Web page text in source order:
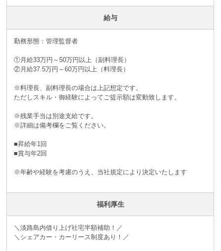
給与
勤務形態：管理監督者
①月給33万円～50万円以上（副料理長）
②月給37.5万円～60万円以上（料理長）
※料理長、副料理長の場合は上記想定です。
ただしスキル・御経験によってご提示額は変動致します。
※残業手当は別途支給です。
※詳細は備考欄をご覧ください。
■昇給年1回
■賞与年2回
※年齢や経験を考慮のうえ、当社規定により決定いたします
福利厚生
＼淡路島内借り上げ社宅半額補助！／
＼シェアカー・カーリース制度あり！／